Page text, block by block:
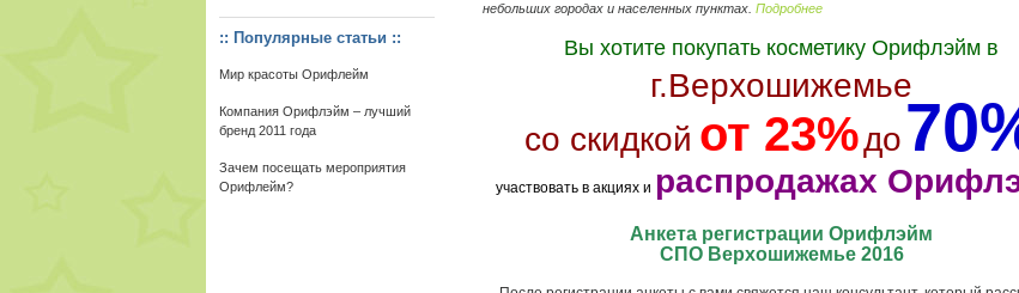
:: Популярные статьи ::
Мир красоты Орифлейм
Компания Орифлэйм – лучший
бренд 2011 года
Зачем посещать мероприятия
Орифлейм?
небольших городах и населенных пунктах. Подробнее
Вы хотите покупать косметику Орифлэйм в
г.Верхошижемье
со скидкой от 23%до
участвовать в акциях и распродажах
Анкета регистрации Орифлэйм
СПО Верхошижемье 2016